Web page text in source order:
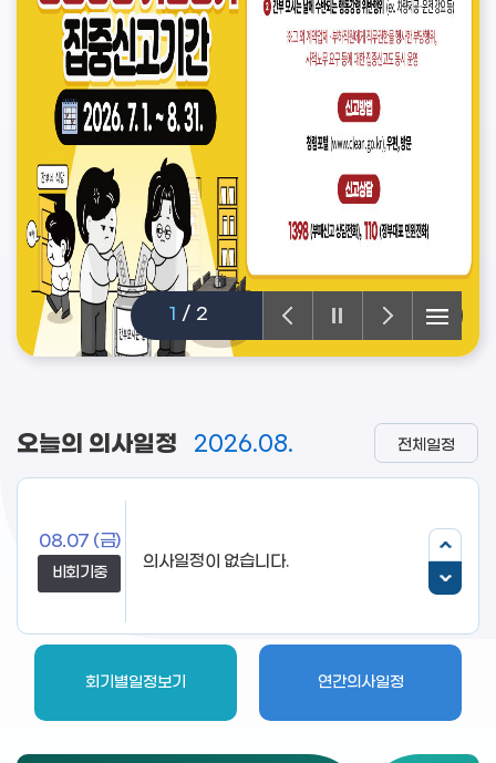
1 / 2
오늘의 의사일정 2026.08.
08.07 (금)
비회기중
의사일정이 없습니다.
회기별일정보기 연간의사일정
전체일정